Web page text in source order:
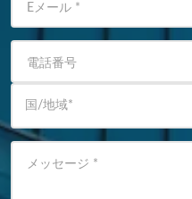
Eメール *
電話番号
国/地域*
メッセージ *